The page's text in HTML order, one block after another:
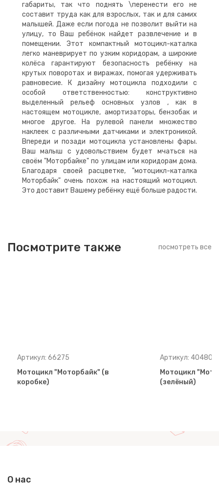
габариты, так что поднять \перенести его не
составит труда как для взрослых, так и для самих
малышей. Даже если погода не позволит выйти на
улицу, то Ваш ребёнок найдет развлечение и в
помещении. Этот компактный мотоцикл-каталка
легко маневрирует по узким коридорам, а широкие
колёса гарантируют безопасность ребёнку на
крутых поворотах и виражах, помогая удерживать
равновесие. К дизайну мотоцикла подходили с
особой ответственностью: конструктивно
выделенный рельеф основных узлов , как в
настоящем мотоцикле, амортизаторы, бензобак и
многое другое. На рулевой панели множество
наклеек с различными датчиками и электроникой.
Впереди и позади мотоцикла установлены фары.
Ваш малыш с удовольствием будет мчаться на
своём "Моторбайке" по улицам или коридорам дома.
Благодаря своей расцветке, "мотоцикл-каталка
Моторбайк" очень похож на настоящий мотоцикл.
Это доставит Вашему ребёнку ещё больше радости.
Посмотрите также посмотреть все
Артикул: 66275
Мотоцикл "Моторбайк" (в
коробке)
Артикул: 40480
Мотоцикл
(зелёный)
О нас